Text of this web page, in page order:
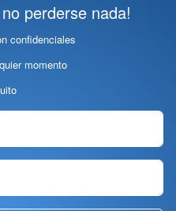
perderse nada!
confidenciales
momento